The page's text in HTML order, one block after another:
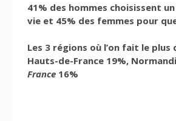
41% des hommes choisissent
vie et 45% des femmes pour
Les 3 régions où l’on fait le plus
Hauts-de-France 19%,
France 16%